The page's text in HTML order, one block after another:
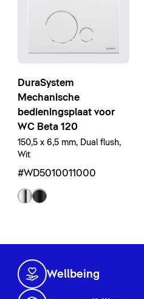
DuraSystem
Mechanische
bedieningsplaat voor
WC Beta 120
150,5 x 6,5 mm, Dual flush,
Wit
#WD5010011000
Wellbeing